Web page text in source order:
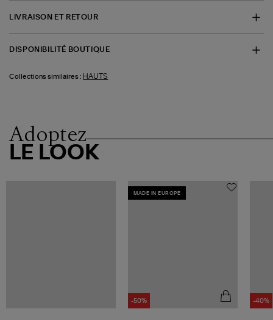
LIVRAISON ET RETOUR
DISPONIBILITÉ BOUTIQUE
Collections similaires : HAUTS
Adoptez
LE LOOK
MADE IN EUROPE
-50% -40%